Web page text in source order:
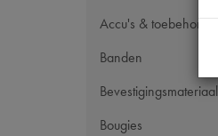
Accu's & toebehoren
Banden
Bevestigingsmateriaal
Bougies